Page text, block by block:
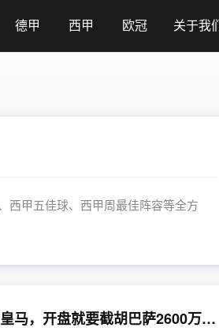
德甲 西甲 欧冠 关于我们
西甲五佳球、西甲周最佳阵容等全方
西甲乱套了！穆里尼奥即将入主皇马，开盘就要截胡巴萨2600万神锋